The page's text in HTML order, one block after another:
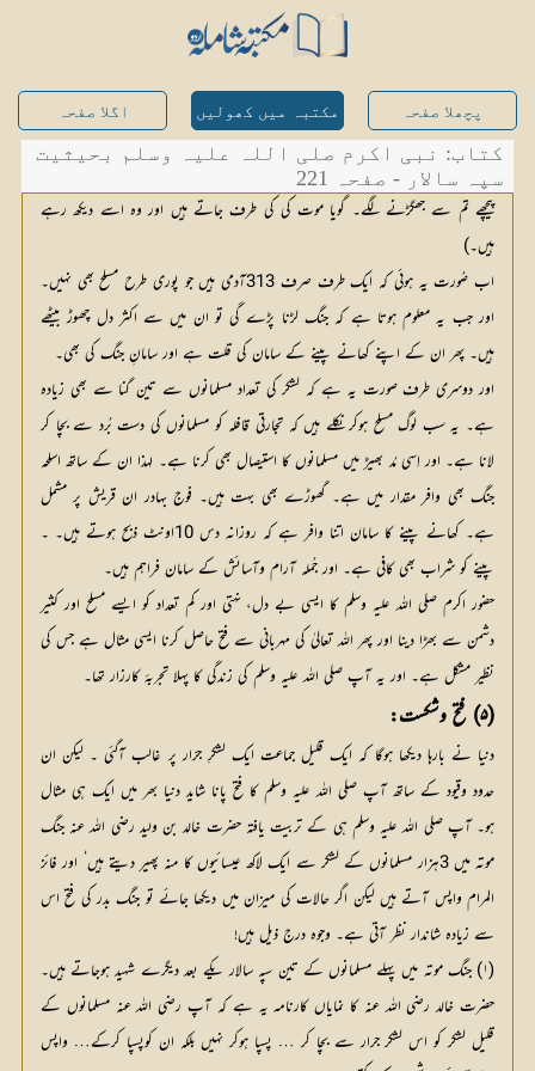
پچھلا صفحہ مکتبہ میں کھولیں اگلا صفحہ
کتاب: نبی اکرم صلی اللہ علیہ وسلم بحیثیت
سپہ سالار - صفحہ 221
پیچھے تم سے جھگڑنے لگے۔ گویا موت کی کی طرف جاتے ہیں اور وہ اسے دیکھ رہے
ہیں۔)
اب صُورت یہ ہوئی کہ ایک طرف صرف 313آدمی ہیں جو پوری طرح مسلح بھی نہیں۔
اور جب یہ معلوم ہوتا ہے کہ جنگ لڑنا پڑے گی تو ان میں سے اکثر دل چھوڑ بیٹھے
ہیں۔ پھر ان کے اپنے کھانے پینے کے سامان کی قلت ہے اور سامانِ جنگ کی بھی۔
اور دوسری طرف صورت یہ ہے کہ لشکر کی تعداد مسلمانوں سے تین گنا سے بھی زیادہ
ہے۔ یہ سب لوگ مسلح ہوکر نکلے ہیں کہ تجارتی قافلہ کو مسلمانوں کی دست بُرد سے بچا کر
لانا ہے۔ اور اِسی مُد بھیڑ میں مسلمانوں کا استیصال بھی کرنا ہے۔ لہذا ان کے ساتھ اسلحہ
جنگ بھی وافر مقدار میں ہے۔ گھوڑے بھی بہت ہیں۔ فوج بہادر ان قریش پر مشمل
ہے۔ کھانے پینے کا سامان اتنا وافر ہے کہ روزانہ دس 10اونٹ ذبح ہوتے ہیں۔ ۔
پینے کو شراب بھی کافی ہے۔ اور جُملہ آرام وآسائش کے سامان فراہم ہیں۔
حضور اکرم صلی اللہ علیہ وسلم کا ایسی بے دل، نہتی اور کم تعداد کو ایسے مسلح اور کثیر
دشمن سے بھڑا دینا اور پھر اللہ تعالیٰ کی مہربانی سے فتح حاصل کرنا ایسی مثال ہے جس کی
نظیر مشکل ہے۔ اور یہ آپ صلی اللہ علیہ وسلم کی زندگی کا پہلا تجربۂ کارزار تھا۔
(۵) فتح وشکست:
دنیا نے بارہا دیکھا ہوگا کہ ایک قلیل جماعت ایک لشکرِ جرّار پر غالب آگئی ۔ لیکن ان
حدود وقیود کے ساتھ آپ صلی اللہ علیہ وسلم کا فتح پانا شاید دنیا بھر میں ایک ہی مثال
ہو۔ آپ صلی اللہ علیہ وسلم ہی کے تربیت یافتہ حضرت خالد بن ولید رضی اللہ عنہ جنگ
موتہ میں 3ہزار مسلمانوں کے لشکر سے ایک لاکھ عیسائیوں کا منہ پھیر دیتے ہیں‘ اور فائز
المرام واپس آتے ہیں لیکن اگر حالات کی میزان میں دیکھا جائے تو جنگ بدر کی فتح اس
سے زیادہ شاندار نظر آتی ہے۔ وجوہ درج ذیل ہیں!
(۱) جنگ موتہ میں پہلے مسلمانوں کے تین سپہ سالار یکے بعد دیگرے شہید ہوجاتے ہیں۔
حضرت خالد رضی اللہ عنہ کا نمایاں کارنامہ یہ ہے کہ آپ رضی اللہ عنہ مسلمانوں کے
قلیل لشکر کو اس لشکر جرار سے بچا کر … پسپا ہوکر نہیں بلکہ ان کوپسپا کرکے… واپس